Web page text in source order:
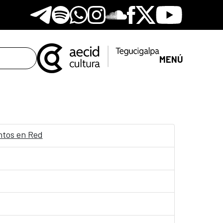
Telegram
SpotifyWhatsapp
Instagram
Soundclore
Facebook
X Youtube
MENÚ
en Red